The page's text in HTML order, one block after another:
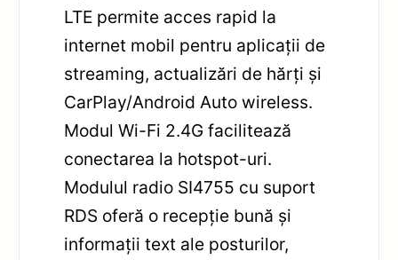
LTE permite acces rapid la
internet mobil pentru aplicații de
streaming, actualizări de hărți și
CarPlay/Android Auto wireless.
Modul Wi-Fi 2.4G facilitează
conectarea la hotspot-uri.
Modulul radio SI4755 cu suport
RDS oferă o recepție bună și
informații text ale posturilor,